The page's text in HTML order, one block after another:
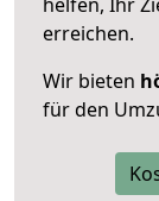
erreichen.
Wir bieten
für den